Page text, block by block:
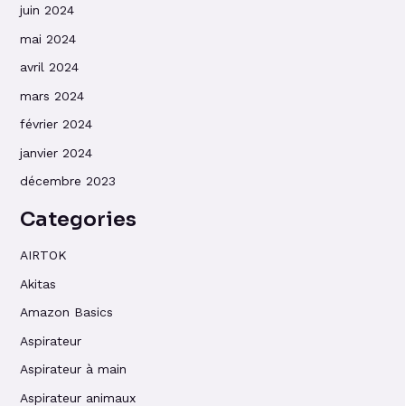
juin 2024
mai 2024
avril 2024
mars 2024
février 2024
janvier 2024
décembre 2023
Categories
AIRTOK
Akitas
Amazon Basics
Aspirateur
Aspirateur à main
Aspirateur animaux